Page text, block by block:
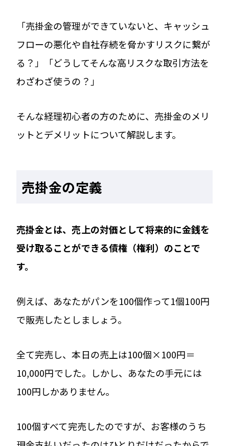
「売掛金の管理ができていないと、キャッシュ
フローの悪化や自社存続を脅かすリスクに繋が
る？」「どうしてそんな高リスクな取引方法を
わざわざ使うの？」
そんな経理初心者の方のために、売掛金のメリ
ットとデメリットについて解説します。
売掛金の定義
売掛金とは、売上の対価として将来的に金銭を
受け取ることができる債権（権利）のことで
す。
例えば、あなたがパンを100個作って1個100円
で販売したとしましょう。
全て完売し、本日の売上は100個×100円＝
10,000円でした。しかし、あなたの手元には
100円しかありません。
100個すべて完売したのですが、お客様のうち